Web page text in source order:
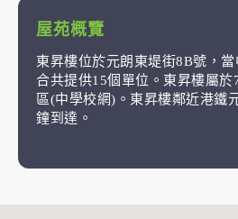
屋苑概覽
東昇樓位於元朗東堤街8B號，當
合共提供15個單位。東昇樓屬於
區(中學校網)。東昇樓鄰近港鐵
鐘到達。